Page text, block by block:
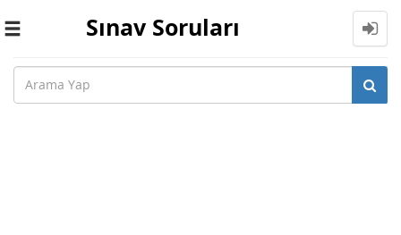
Toggle
Sınav Soruları